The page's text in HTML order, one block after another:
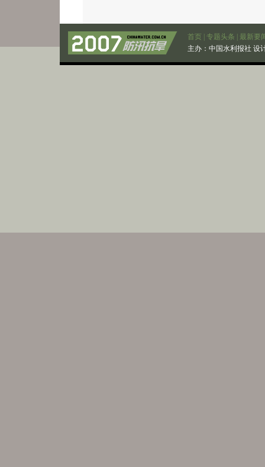
首页 专题头条
最新要
主办： 中国水利报社 设